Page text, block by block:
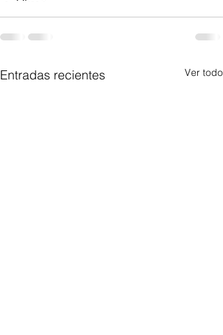
Entradas recientes Ver todo